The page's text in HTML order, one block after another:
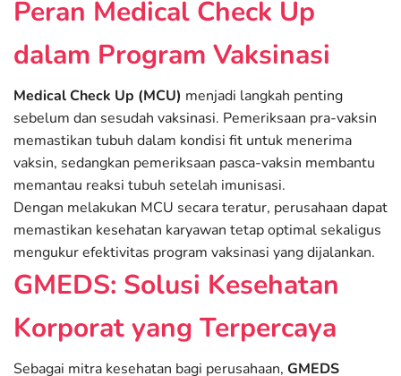
Peran Medical Check Up
dalam Program Vaksinasi
Medical Check Up (MCU) menjadi langkah penting
sebelum dan sesudah vaksinasi. Pemeriksaan pra-vaksin
memastikan tubuh dalam kondisi fit untuk menerima
vaksin, sedangkan pemeriksaan pasca-vaksin membantu
memantau reaksi tubuh setelah imunisasi.
Dengan melakukan MCU secara teratur, perusahaan dapat
memastikan kesehatan karyawan tetap optimal sekaligus
mengukur efektivitas program vaksinasi yang dijalankan.
GMEDS: Solusi Kesehatan
Korporat yang Terpercaya
Sebagai mitra kesehatan bagi perusahaan, GMEDS